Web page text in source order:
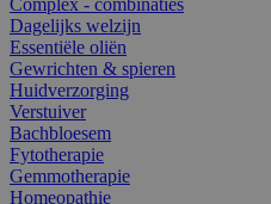
Dagelijks welzijn
Essentiële oliën
Gewrichten & spieren
Huidverzorging
Verstuiver
Bachbloesem
Fytotherapie
Gemmotherapie
Homeopathie